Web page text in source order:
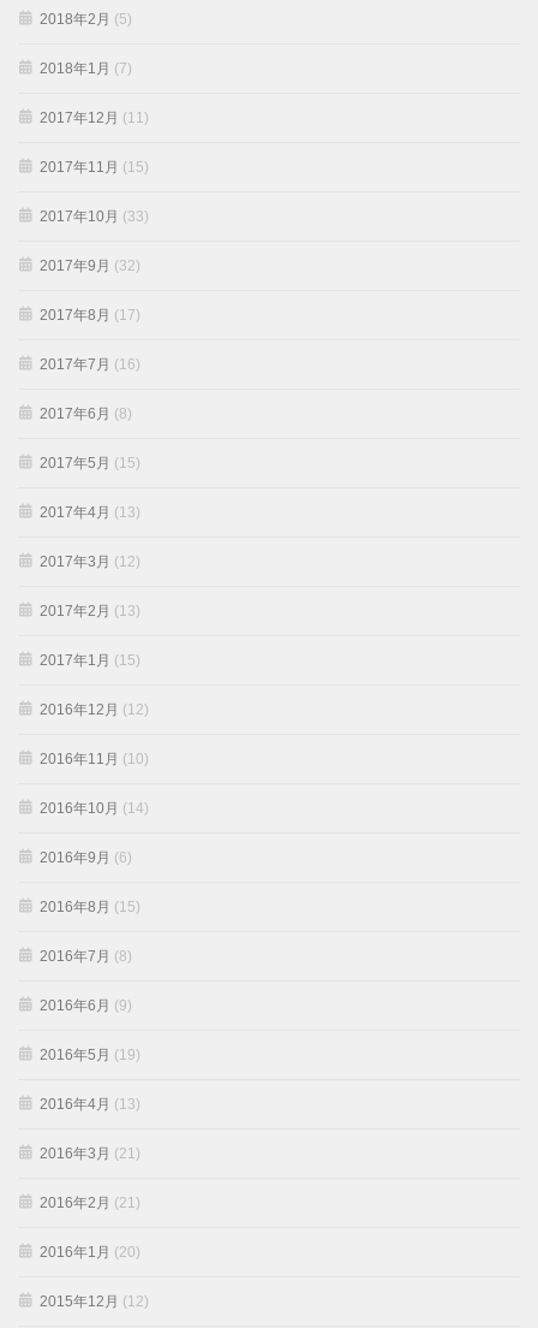
2018年2月 (5)
2018年1月 (7)
2017年12月 (11)
2017年11月 (15)
2017年10月 (33)
2017年9月 (32)
2017年8月 (17)
2017年7月 (16)
2017年6月 (8)
2017年5月 (15)
2017年4月 (13)
2017年3月 (12)
2017年2月 (13)
2017年1月 (15)
2016年12月 (12)
2016年11月 (10)
2016年10月 (14)
2016年9月 (6)
2016年8月 (15)
2016年7月 (8)
2016年6月 (9)
2016年5月 (19)
2016年4月 (13)
2016年3月 (21)
2016年2月 (21)
2016年1月 (20)
2015年12月 (12)